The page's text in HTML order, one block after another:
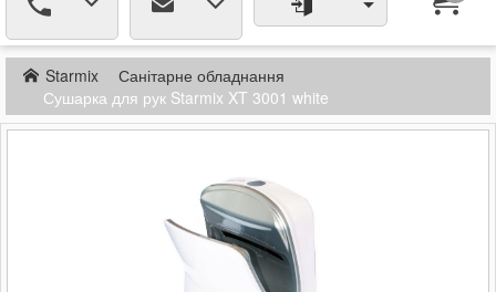
Starmix
Санітарне обладнання
Сушарка для рук Starmix XT 3001 white